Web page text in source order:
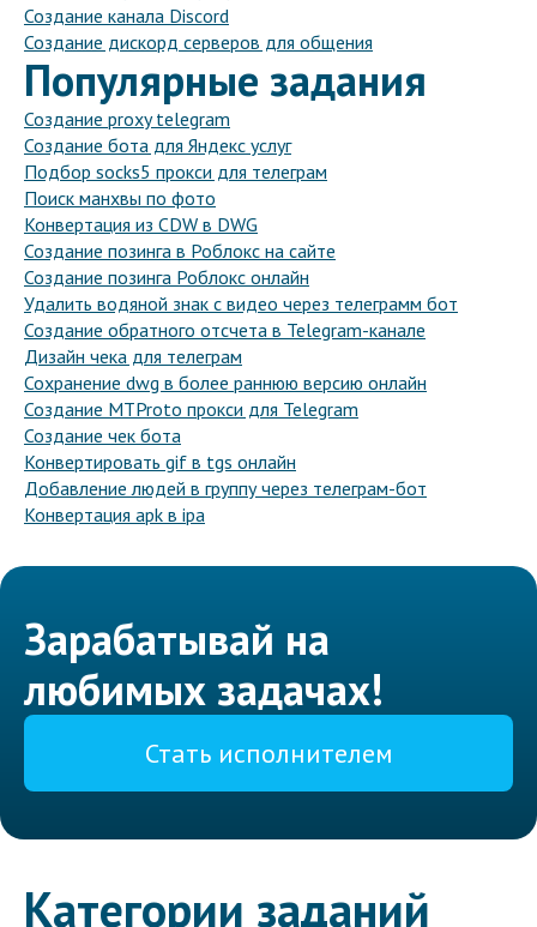
Создание канала Discord
Создание дискорд серверов для общения
Популярные задания
Создание proxy telegram
Создание бота для Яндекс услуг
Подбор socks5 прокси для телеграм
Поиск манхвы по фото
Конвертация из CDW в DWG
Создание позинга в Роблокс на сайте
Создание позинга Роблокс онлайн
Удалить водяной знак с видео через телеграмм бот
Создание обратного отсчета в Telegram-канале
Дизайн чека для телеграм
Сохранение dwg в более раннюю версию онлайн
Создание MTProto прокси для Telegram
Создание чек бота
Конвертировать gif в tgs онлайн
Добавление людей в группу через телеграм-бот
Конвертация apk в ipa
Зарабатывай на
любимых задачах!
Стать исполнителем
Категории заданий